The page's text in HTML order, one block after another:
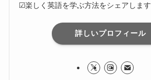
☑楽しく英語を学ぶ方法をシェアします
詳しいプロフィール